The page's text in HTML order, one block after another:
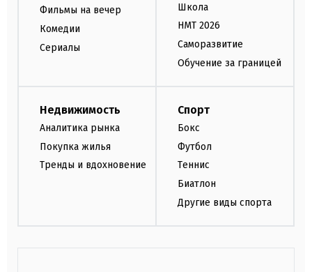
Фильмы на вечер
Комедии
Сериалы
Школа
НМТ 2026
Саморазвитие
Обучение за границей
Недвижимость
Аналитика рынка
Покупка жилья
Тренды и вдохновение
Спорт
Бокс
Футбол
Теннис
Биатлон
Другие виды спорта